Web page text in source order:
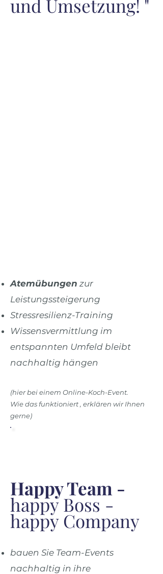
und Umsetzung! "
Atemübungen zur
Leistungssteigerung
Stressresilienz-Training
Wissensvermittlung im
entspannten Umfeld bleibt
nachhaltig hängen
(hier bei einem Online-Koch-Event.
Wie das funktioniert, erklären wir Ihnen
gerne)
Happy Team -
happy Boss -
happy Company
bauen Sie Team-Events
nachhaltig in ihre